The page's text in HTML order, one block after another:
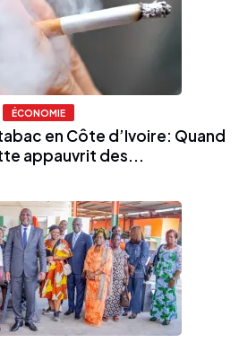
ÉCONOMIE
en Côte d’Ivoire: Quand
appauvrit des...